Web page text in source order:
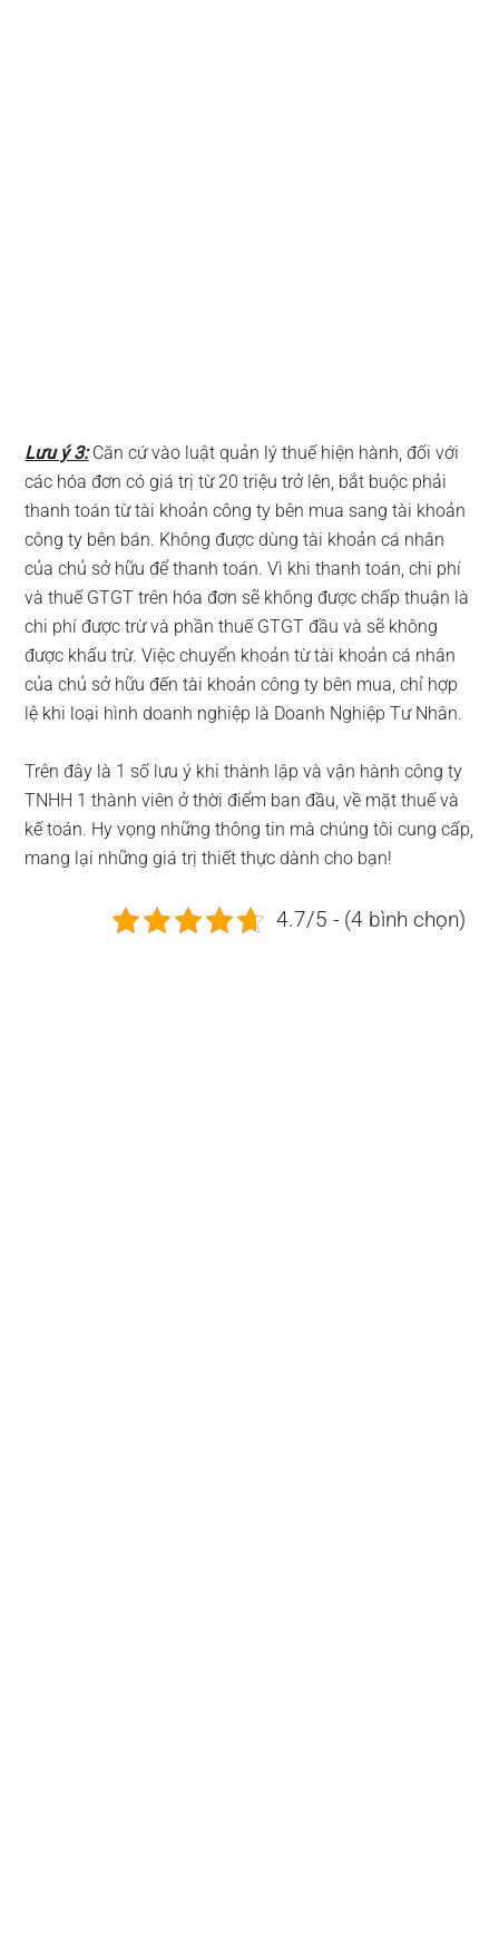
Lưu ý 3:Căn cứ vào luật quản lý thuế hiện hành, đối với
các hóa đơn có giá trị từ 20 triệu trở lên, bắt buộc phải
thanh toán từ tài khoản công ty bên mua sang tài khoản
công ty bên bán. Không được dùng tài khoản cá nhân
của chủ sở hữu để thanh toán. Vì khi thanh toán, chi phí
và thuế GTGT trên hóa đơn sẽ không được chấp thuận là
chi phí được trừ và phần thuế GTGT đầu và sẽ không
được khấu trừ. Việc chuyển khoản từ tài khoản cá nhân
của chủ sở hữu đến tài khoản công ty bên mua, chỉ hợp
lệ khi loại hình doanh nghiệp là Doanh Nghiệp Tư Nhân.
Trên đây là 1 số lưu ý khi thành lập và vận hành công ty
TNHH 1 thành viên ở thời điểm ban đầu, về mặt thuế và
kế toán. Hy vọng những thông tin mà chúng tôi cung cấp,
mang lại những giá trị thiết thực dành cho bạn!
4.7/5 - (4 bình chọn)